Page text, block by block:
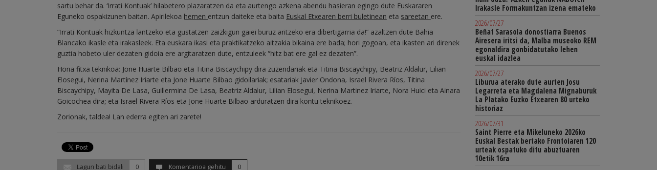
sartu behar da. ‘Irrati Kontuak’ hilabetero plazaratzen da eta aurtengo azkena abendu hasieran egingo dute Euskararen
Eguneko ospakizunen baitan. Apirilekoa hemen entzun daiteke eta baita Euskal Etxearen berri buletinean eta sareetan ere.
“Irrati Kontuak hizkuntza lantzeko eta gustatzen zaizkigun gaiei buruz aritzeko era dibertigarria da!” azaltzen dute Bahia
Blancako ikasle eta irakasleek. Eta euskara ikasi eta praktikatzeko aitzakia bikaina ere bada; hori gogoan, eta ikasten ari direnek
guztia hobeto uler dezaten gidoia ere argitaratzen dute, entzuleek “hitz bat ere gal ez dezaten”.
Hona fitxa teknikoa: Jone Huarte Bilbao eta Titina Biscaychipy dira zuzendariak eta Titina Biscaychipy, Beatriz Aldalur, Lilian
Elosegui, Nerina Martínez Iriarte eta Jone Huarte Bilbao gidoilariak; esatariak Javier Ondona, Israel Rivera Ríos, Titina
Biscaychipy, Mayita De Lasa, Guillermina De Lasa, Beatriz Aldalur, Lilian Elosegui, Nerina Martinez Iriarte, Nora Huici eta Ainara
Goicochea dira; eta Israel Rivera Ríos eta Jone Huarte Bilbao arduratzen dira kontu teknikoez.
Zorionak, taldea! Lan ederra egiten ari zarete!
Lagun bati bidali 0 Komentarioa gehitu 0
Irakasle Formakuntzan izena emateko
2026/07/27
Beñat Sarasola donostiarra Buenos
Airesera iritsi da, Malba museoko REM
egonaldira gonbidatutako lehen
euskal idazlea
2026/07/27
Liburua aterako dute aurten Josu
Legarreta eta Magdalena Mignaburuk
La Platako Euzko Etxearen 80 urteko
historiaz
2026/07/31
Saint Pierre eta Mikeluneko 2026ko
Euskal Bestak bertako Frontoiaren 120
urteak ospatuko ditu abuztuaren
10etik 16ra